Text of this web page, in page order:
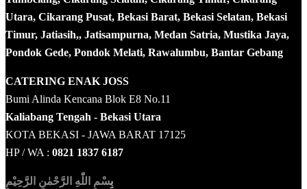
Utara, Cikarang Pusat, Bekasi Barat, Bekasi Selatan, Bekasi
Timur, Jatiasih,, Jatisampurna, Medan Satria, Mustika Jaya,
Pondok Gede, Pondok Melati, Rawalumbu, Bantar Gebang
CATERING ENAK JOSS
Bumi Alinda Kencana Blok E8 No.11
Kaliabang Tengah - Bekasi Utara
KOTA BEKASI - JAWA BARAT 17125
HP / WA : 0821 1837 6187
بِسْمِ اللّٰهِ الرَّحْمٰنِ الرَّحِيْمِ